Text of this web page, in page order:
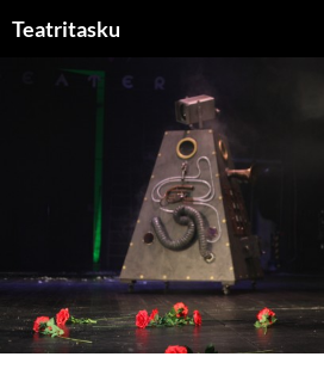
sisu
Teatritasku